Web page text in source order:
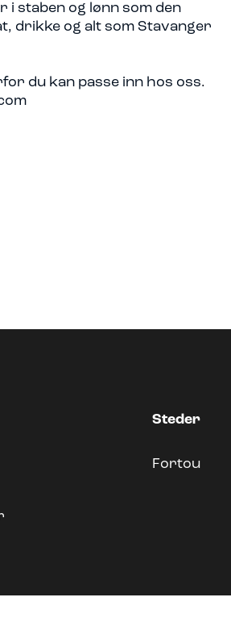
i staben og lønn som den
drikke og alt som Stavanger
du kan passe inn hos oss.
Steder
Fortou